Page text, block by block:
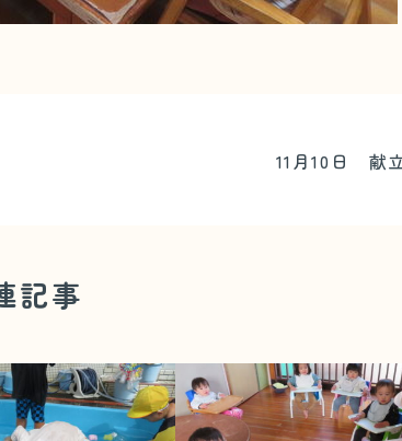
11月10日 献
記事